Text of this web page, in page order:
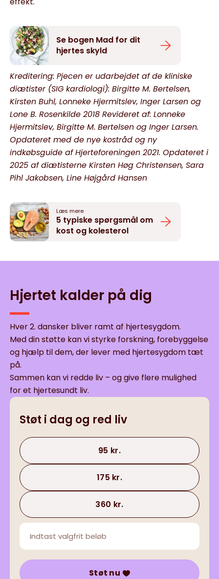
Se bogen Mad for dit
hjertes skyld
Kreditering: Pjecen er udarbejdet af de kliniske
diætister (SIG kardiologi): Birgitte M. Bertelsen,
Kirsten Buhl, Lonneke Hjermitslev, Inger Larsen og
Lone B. Rosenkilde 2018 Revideret af: Lonneke
Hjermitslev, Birgitte M. Bertelsen og Inger Larsen.
Opdateret med de nye kostråd og ny
indkøbsguide af Hjerteforeningen 2021. Opdateret i
2025 af diætisterne Kirsten Høg Christensen, Sara
Pihl Jakobsen, Line Højgård Hansen
Læs mere
5 typiske spørgsmål om
kost og kolesterol
Hjertet kalder på dig
Hver 2. dansker bliver ramt af hjertesygdom.
Med din støtte kan vi styrke forskning, forebyggelse
og hjælp til dem, der lever med hjertesygdom tæt
på.
Sammen kan vi redde liv – og give flere mulighed
for et hjertesundt liv.
Støt i dag og red liv
95 kr.
175 kr.
360 kr.
Støt nu